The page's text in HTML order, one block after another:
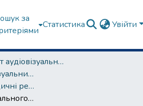
за
Статистика Увійти
Факультет аудіовізуального мистецтва
Кафедра аудіовізуальних медіа та медіакомунікацій
навчально-методичні рекомендації, програми дисциплін
Історія документального кіно